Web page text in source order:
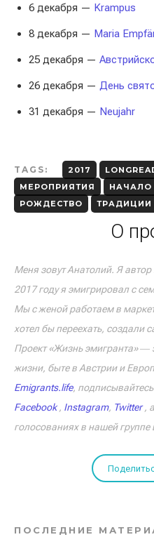
6 декабря — Krampus
8 декабря — Maria
25 декабря —
26 декабря — День
31 декабря — Neujahr
TAGS: 2017
МЕРОПРИЯТИЯ
НАЧАЛО
РОЖДЕСТВО
ТРАДИЦИИ
О
Меня зовут Анатолий. Я
2017 году я эмигрировал с
Мы с женой работаем в
хотел бы переехать, создали
Проект «Жизнь эмигранта» ―
жизни, быте в Австрии и
Emigrants.life,
Facebook, Instagram, Twitter,
голосованиях в нашей группе
ПОСЛЕДНИЕ